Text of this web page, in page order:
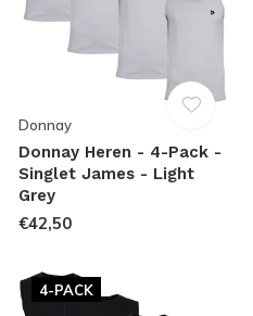
Donnay
Donnay Heren - 4-Pack -
Singlet James - Light
Grey
€42,50
4-PACK